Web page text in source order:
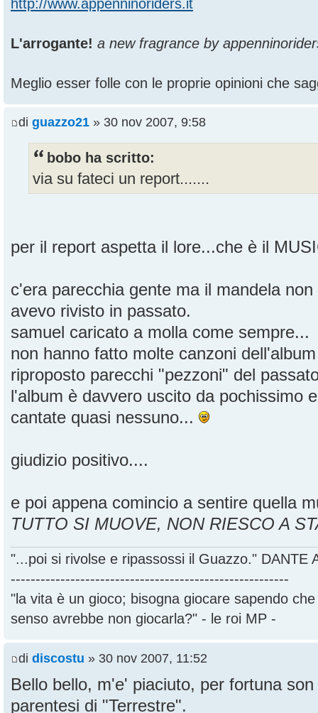
http://www.appenninoriders.it
L'arrogante! a new fragrance by
Meglio esser folle con le proprie opinioni che
di guazzo21 » 30 nov 2007, 9:58
bobo ha scritto:
via su fateci un report.......
per il report aspetta il lore...che è il
c'era parecchia gente ma il mandela
avevo rivisto in passato.
samuel caricato a molla come sempre...
non hanno fatto molte canzoni
riproposto parecchi "pezzoni" del
l'album è davvero uscito da pochissimo
cantate quasi nessuno...
giudizio positivo....
e poi appena comincio a sentire quella
TUTTO SI MUOVE, NON RIESCO A
"...poi si rivolse e ripassossi il Guazzo." DANTE
--------------------------------------------------------
"la vita è un gioco; bisogna giocare sapendo
senso avrebbe non giocarla?" - le roi MP -
di discostu » 30 nov 2007, 11:52
Bello bello, m'e' piaciuto, per fortuna
parentesi di "Terrestre".